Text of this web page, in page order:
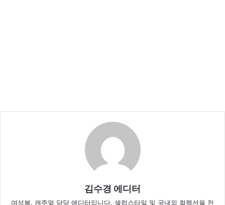
김수경 에디터
여성복, 캐주얼 담당 에디터입니다. 셀럽스타일 및 국내외 컬렉션을 전